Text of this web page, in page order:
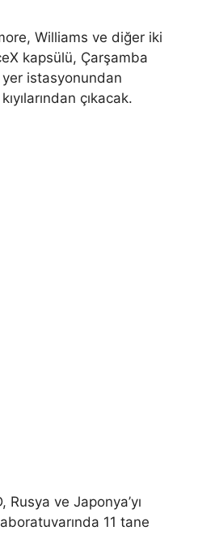
Williams ve diğer iki
kapsülü, Çarşamba
istasyonundan
çıkacak.
ve Japonya’yı
11 tane